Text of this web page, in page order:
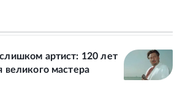
артист: 120 лет
мастера